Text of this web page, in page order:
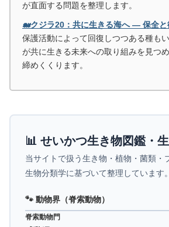
が直面する問題を整理します。
🐋クジラ20：共に生きる海へ ― 保全
保護活動によって回復しつつある種も
が共に生きる未来への取り組みを見つ
締めくくります。
📊 せいかつ生き物図鑑・
当サイトで扱う生き物・植物・菌類・
生物分類学に基づいて整理しています。
🐾 動物界（脊索動物）
脊索動物門